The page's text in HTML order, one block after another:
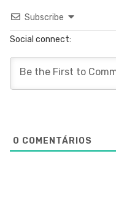
Subscribe
Social connect:
0 COMENTÁRIOS